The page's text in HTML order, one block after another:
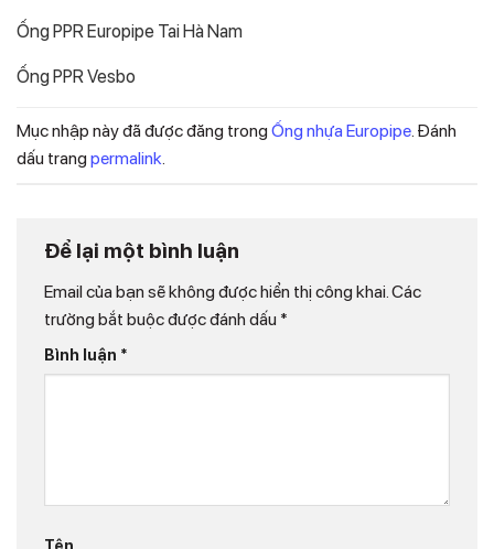
Ống PPR Europipe Tai Hà Nam
Ống PPR Vesbo
Mục nhập này đã được đăng trong Ống nhựa Europipe. Đánh
dấu trang permalink.
Để lại một bình luận
Email của bạn sẽ không được hiển thị công khai.Các
trường bắt buộc được đánh dấu *
Bình luận *
Tên